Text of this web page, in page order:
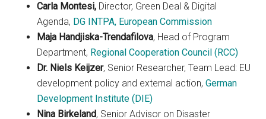
Carla Montesi, Director, Green Deal & Digital
Agenda, DG INTPA, European Commission
Maja Handjiska-Trendafilova, Head of Program
Department, Regional Cooperation Council (RCC)
Dr. Niels Keijzer, Senior Researcher, Team Lead: EU
development policy and external action,German
Development Institute (DIE)
Nina Birkeland, Senior Advisor on Disaster